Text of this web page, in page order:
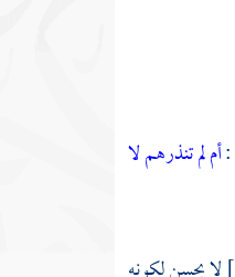
أم لم تنذرهم لا